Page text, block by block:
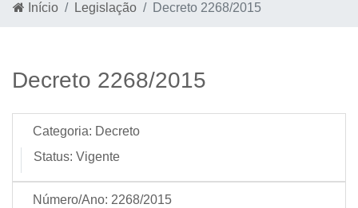
Início Legislação Decreto 2268/2015
Decreto 2268/2015
Categoria: Decreto
Status: Vigente
Número/Ano: 2268/2015